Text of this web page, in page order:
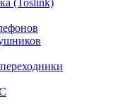
(Toslink)